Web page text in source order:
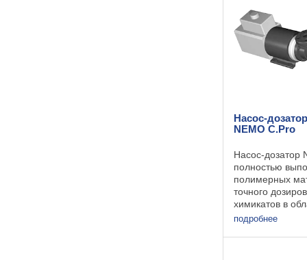
Насос-
NEMO C.Pro
Насос-дозатор
полностью
полимерных
точного
химикатов в
окружающей
полимерный
подробнее